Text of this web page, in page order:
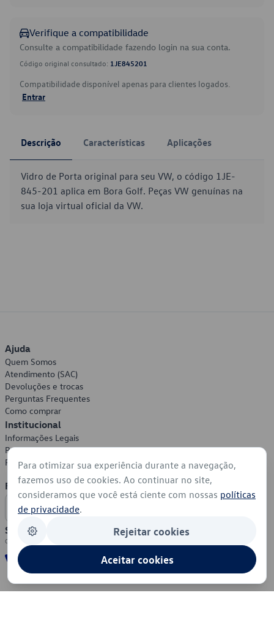
Verifique a compatibilidade
Consulte a compatibilidade fazendo login na sua conta.
Código original consultado: 1JE845201
Compatibilidade disponível apenas para clientes logados.
Entrar
Descrição Características Aplicações
Vidro de Porta original para seu VW, o código 1JE-
845-201 aplica em Bora Golf. Peças VW genuínas na
sua loja virtual oficial da VW.
Ajuda
Quem Somos
Atendimento (SAC)
Devoluções e trocas
Perguntas Frequentes
Como comprar
Institucional
Informações Legais
Política de Privacidade
Política de Cookies
Formas de Pagamento
Segurança
Para otimizar sua experiência durante a navegação,
fazemos uso de cookies. Ao continuar no site,
consideramos que você está ciente com nossas políticas
de privacidade.
Rejeitar cookies
Aceitar cookies